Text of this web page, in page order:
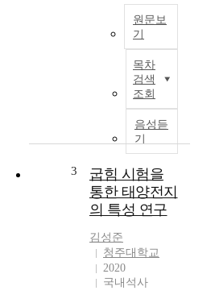
w
원문보
기
목차
검색
조회
음성듣
기
3
굽힘 시험을
통한 태양전지
의 특성 연구
김성준
청주대학교
2020
국내석사